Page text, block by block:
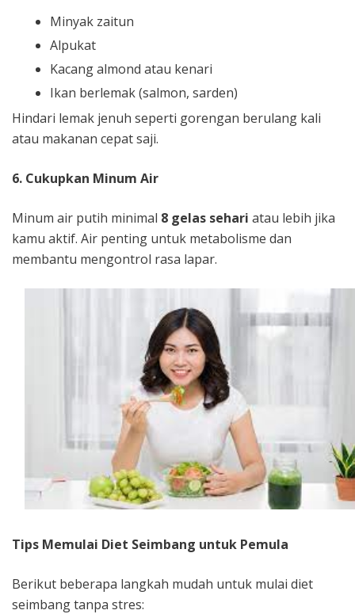
Minyak zaitun
Alpukat
Kacang almond atau kenari
Ikan berlemak (salmon, sarden)
Hindari lemak jenuh seperti gorengan berulang kali
atau makanan cepat saji.
6. Cukupkan Minum Air
Minum air putih minimal 8 gelas sehari atau lebih jika
kamu aktif. Air penting untuk metabolisme dan
membantu mengontrol rasa lapar.
Tips Memulai Diet Seimbang untuk Pemula
Berikut beberapa langkah mudah untuk mulai diet
seimbang tanpa stres: